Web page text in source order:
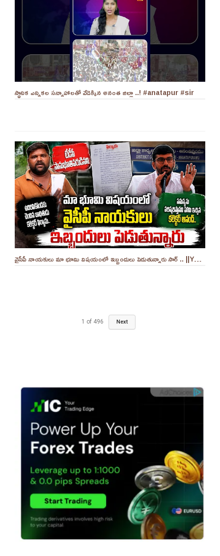
స్థానిక ఎన్నికల సన్నాహాలతో వేడెక్కిన అనంత జిల్లా ..! #anatapur #sir
వైసీపీ నాయకులు మా భూమి విషయంలో ఇబ్బందులు పెడుతున్నారు సార్ .. ||YES 9TV
1 of 496 Next